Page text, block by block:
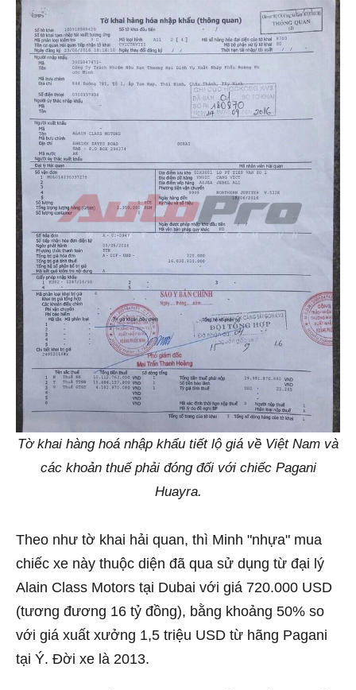
Tờ khai hàng hoá nhập khẩu tiết lộ giá về Việt Nam và
các khoản thuế phải đóng đối với chiếc Pagani
Huayra.
Theo như tờ khai hải quan, thì Minh "nhựa" mua
chiếc xe này thuộc diện đã qua sử dụng từ đại lý
Alain Class Motors tại Dubai với giá 720.000 USD
(tương đương 16 tỷ đồng), bằng khoảng 50% so
với giá xuất xưởng 1,5 triệu USD từ hãng Pagani
tại Ý. Đời xe là 2013.